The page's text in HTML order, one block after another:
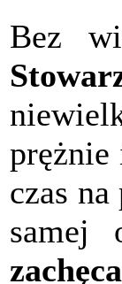
Bez
prężnie
czas
samej